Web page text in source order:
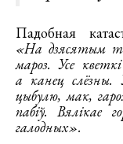
Падобная
«На дзясятым
мароз. Усе
а канец слёзны.
цыбулю, мак,
пабіў. Вялікае
галодных».